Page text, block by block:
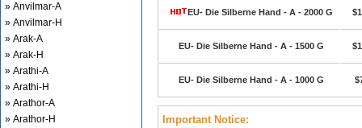
» Anvilmar-A
» Anvilmar-H
» Arak-A
» Arak-H
» Arathi-A
» Arathi-H
» Arathor-A
» Arathor-H
EU- Die Silberne Hand - A - 2000 G
EU- Die Silberne Hand - A - 1500 G
EU- Die Silberne Hand - A - 1000 G
Important Notice: